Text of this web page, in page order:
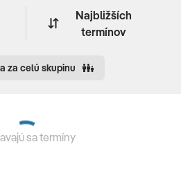
detí za poplatok
sicílska,medzinarodna),
Najbližších
termínov
za celú skupinu
sa termíny